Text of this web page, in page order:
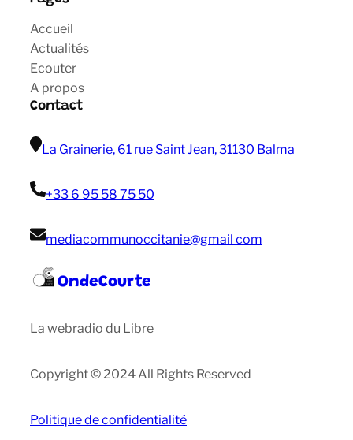
Accueil
Actualités
Ecouter
A propos
Contact
La Grainerie, 61 rue Saint Jean, 31130 Balma
+33 6 95 58 75 50
mediacommunoccitanie@gmail com
OndeCourte
La webradio du Libre
Copyright © 2024 All Rights Reserved
Politique de confidentialité